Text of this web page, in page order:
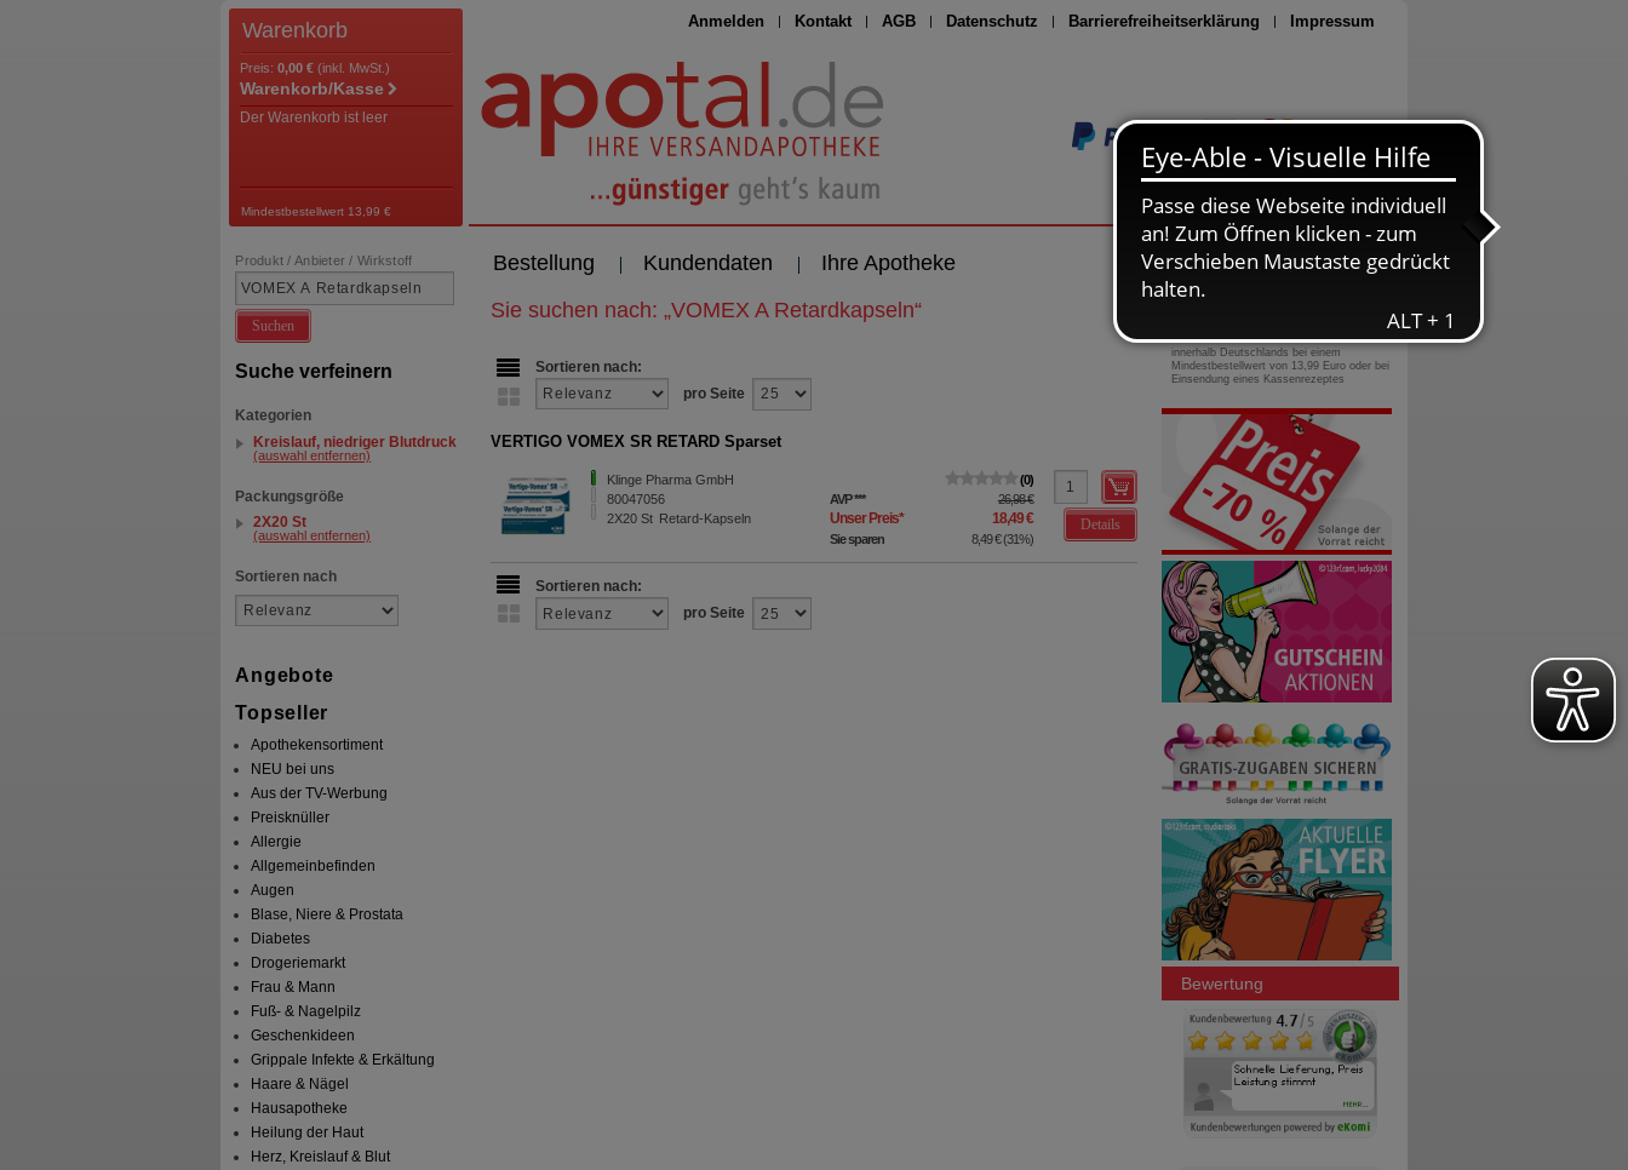
Anmelden Kontakt AGB Datenschutz Barrierefreiheitserklärung Impressum
Seite drucken
Warenkorb
Preis: 0,00 € (inkl. MwSt.)
Warenkorb/Kasse
Der Warenkorb ist leer
Mindestbestellwert 13,99 €
Bestellung Kundendaten Ihre Apotheke
Produkt / Anbieter / Wirkstoff
Suchen
Suche verfeinern
Kategorien
Kreislauf, niedriger Blutdruck
(auswahl entfernen)
Packungsgröße
2X20 St
(auswahl entfernen)
Sortieren nach
Angebote
Topseller
Apothekensortiment
NEU bei uns
Aus der TV-Werbung
Preisknüller
Allergie
Allgemeinbefinden
Augen
Blase, Niere & Prostata
Diabetes
Drogeriemarkt
Frau & Mann
Fuß- & Nagelpilz
Geschenkideen
Grippale Infekte & Erkältung
Haare & Nägel
Hausapotheke
Heilung der Haut
Herz, Kreislauf & Blut
Sie suchen nach: „VOMEX A Retardkapseln“
Sortieren nach:
pro Seite
VERTIGO VOMEX SR RETARD Sparset
Klinge Pharma GmbH
80047056
2X20St Retard-Kapseln
0
AVP*** 26,98 €
Unser Preis* 18,49 €
Sie sparen 8,49 €(31%)
Details
Sortieren nach:
pro Seite
0800-10 11 422
gebührenfreie Rufnummer
innerhalb Deutschlands bei einem
Mindestbestellwert von 13,99 Euro oder bei
Einsendung eines Kassenrezeptes
Bewertung